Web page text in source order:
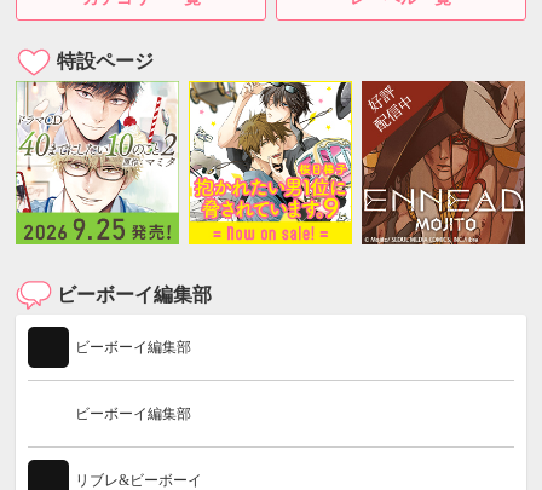
特設ページ
ビーボーイ編集部
ビーボーイ編集部
ビーボーイ編集部
リブレ&ビーボーイ